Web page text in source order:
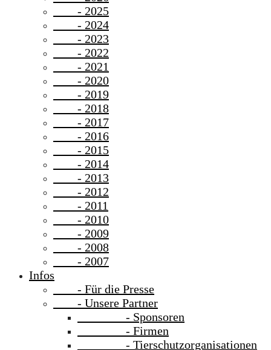
- 2025
- 2024
- 2023
- 2022
- 2021
- 2020
- 2019
- 2018
- 2017
- 2016
- 2015
- 2014
- 2013
- 2012
- 2011
- 2010
- 2009
- 2008
- 2007
Infos
- Für die Presse
- Unsere Partner
- Sponsoren
- Firmen
- Tierschutzorganisationen